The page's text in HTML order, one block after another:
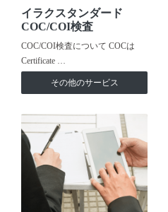
イラクスタンダード
COC/COI検査
COC/COI検査について COCは
Certificate …
その他のサービス